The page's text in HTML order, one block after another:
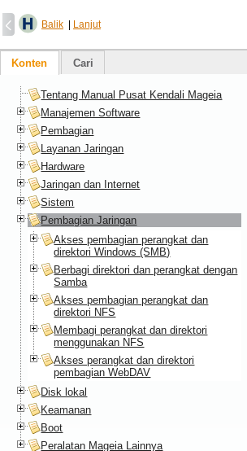
Balik Lanjut
Konten Cari
Tentang Manual Pusat Kendali Mageia
Manajemen Software
Pembagian
Layanan Jaringan
Hardware
Jaringan dan Internet
Sistem
Pembagian Jaringan
Akses pembagian perangkat dan
direktori Windows (SMB)
Berbagi direktori dan perangkat dengan
Samba
Akses pembagian perangkat dan
direktori NFS
Membagi perangkat dan direktori
menggunakan NFS
Akses perangkat dan direktori
pembagian WebDAV
Disk lokal
Keamanan
Boot
Peralatan Mageia Lainnya